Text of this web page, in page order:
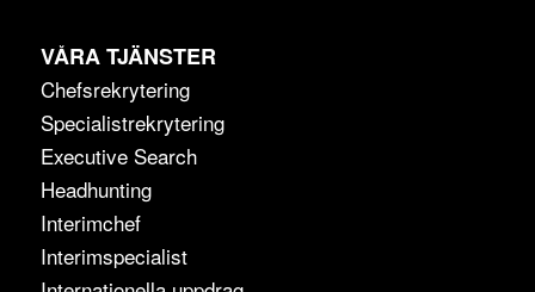
VÅRA TJÄNSTER
Chefsrekrytering
Specialistrekrytering
Executive Search
Headhunting
Interimchef
Interimspecialist